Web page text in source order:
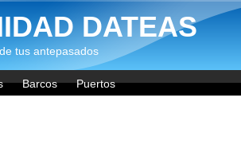
DATEAS
tus antepasados
Barcos Puertos